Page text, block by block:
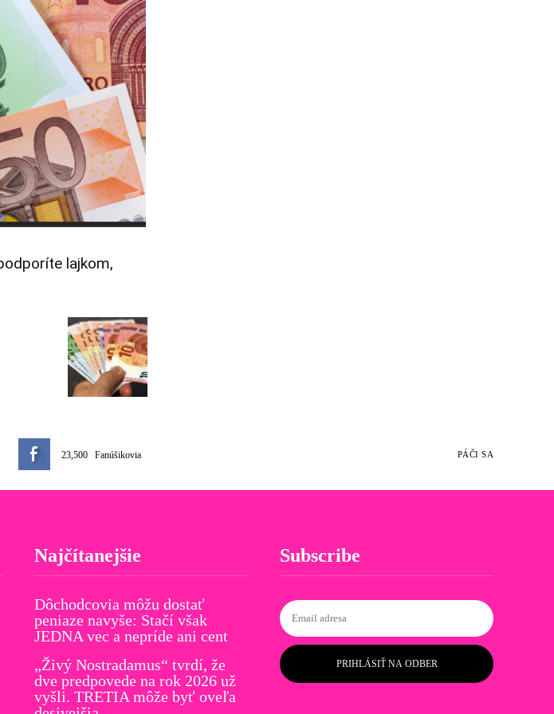
lajkom,
23,500 Fanúšikovia PÁČI SA
Najčítanejšie
Dôchodcovia môžu dostať
peniaze navyše: Stačí však
JEDNA vec a nepríde ani cent
„Živý Nostradamus“ tvrdí, že
dve predpovede na rok 2026 už
vyšli. TRETIA môže byť oveľa
Subscribe
PRIHLÁSIŤ NA ODBER